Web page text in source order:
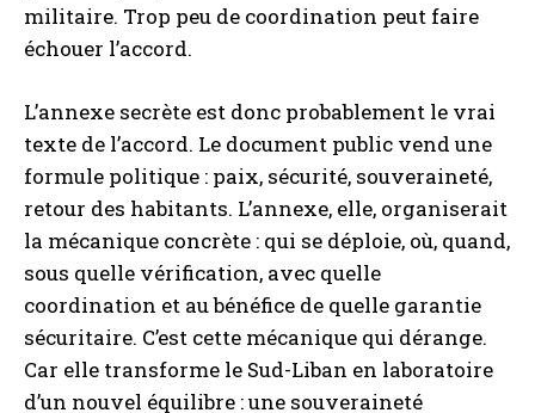
militaire. Trop peu de coordination peut faire
échouer l’accord.
L’annexe secrète est donc probablement le vrai
texte de l’accord. Le document public vend une
formule politique : paix, sécurité, souveraineté,
retour des habitants. L’annexe, elle, organiserait
la mécanique concrète : qui se déploie, où, quand,
sous quelle vérification, avec quelle
coordination et au bénéfice de quelle garantie
sécuritaire. C’est cette mécanique qui dérange.
Car elle transforme le Sud-Liban en laboratoire
d’un nouvel équilibre : une souveraineté